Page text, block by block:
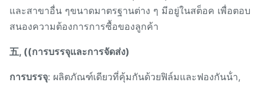
และสาขาอื่น ๆขนาดมาตรฐานต่าง ๆ มีอยู่ในสต็อค เพื่อตอบ
สนองความต้องการการซื้อของลูกค้า
五, ((การบรรจุและการจัดส่ง)
การบรรจุ: ผลิตภัณฑ์เดียวที่คุ้มกันด้วยฟิล์มและฟองกันน้ํา,